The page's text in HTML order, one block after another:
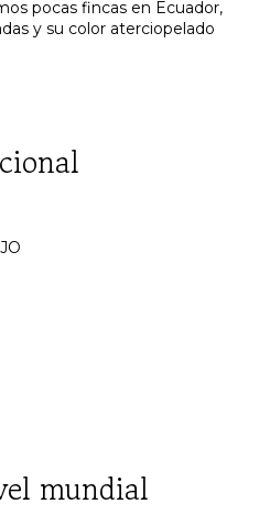
pocas fincas en Ecuador,
y su color aterciopelado
mundial